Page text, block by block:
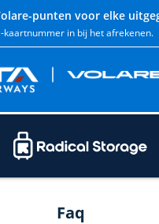
punten voor elke
kaartnummer in bij het afrekenen.
Faq